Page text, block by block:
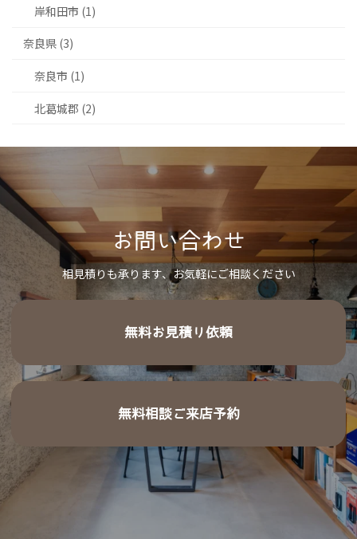
岸和田市 (1)
奈良県 (3)
奈良市 (1)
北葛城郡 (2)
お問い合わせ
相見積りも承ります、お気軽にご相談ください
無料お見積り依頼
無料相談ご来店予約